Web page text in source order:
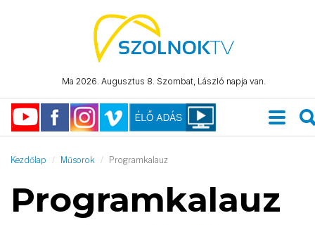
Ma 2026. Augusztus 8. Szombat, László napja van.
Kezdőlap Műsorok Programkalauz
Programkalauz